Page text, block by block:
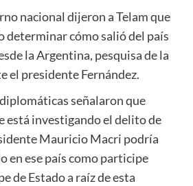
nacional dijeron a Telam que
determinar cómo salió del país
la Argentina, pesquisa de la
el presidente Fernández.
señalaron que
está investigando el delito de
Mauricio Macri podría
en ese país como participe
de Estado a raíz de esta